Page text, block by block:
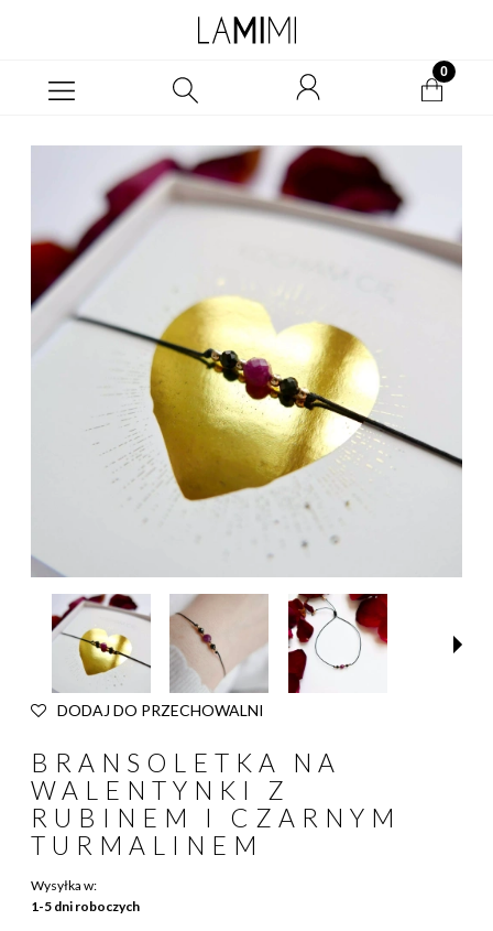
DODAJ DO PRZECHOWALNI
BRANSOLETKA NA
WALENTYNKI Z
RUBINEM I CZARNYM
TURMALINEM
Wysyłka w:
1-5 dni roboczych